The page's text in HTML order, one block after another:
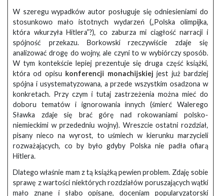
W szeregu wypadków autor posługuje się odniesieniami do
stosunkowo mało istotnych wydarzeń („Polska olimpijka,
która wkurzyła Hitlera”?), co zaburza mi ciągłość narracji i
spójność przekazu. Borkowski rzeczywiście zdaje się
analizować drogę do wojny, ale czyni to w wybiórczy sposób.
W tym kontekście lepiej prezentuje się druga część książki,
która od opisu konferencji monachijskiej jest już bardziej
spójna i usystematyzowana, a przede wszystkim osadzona w
konkretach. Przy czym i tutaj zastrzeżenia można mieć do
doboru tematów i ignorowania innych (śmierć Walerego
Sławka zdaje się brać górę nad rokowaniami polsko-
niemieckimi w przededniu wojny). Wreszcie ostatni rozdział,
pisany nieco na wyrost, to uśmiech w kierunku marzycieli
rozważających, co by było gdyby Polska nie padła ofiarą
Hitlera.
Dlatego właśnie mam z tą książką pewien problem. Zdaję sobie
sprawę z wartości niektórych rozdziałów poruszających wątki
mało znane i słabo opisane, doceniam popularyzatorski